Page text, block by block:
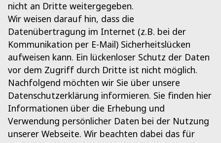
nicht an Dritte weitergegeben.
Wir weisen darauf hin, dass die
Datenübertragung im Internet (z.B. bei der
Kommunikation per E-Mail) Sicherheitslücken
aufweisen kann. Ein lückenloser Schutz der Daten
vor dem Zugriff durch Dritte ist nicht möglich.
Nachfolgend möchten wir Sie über unsere
Datenschutzerklärung informieren. Sie finden hier
Informationen über die Erhebung und
Verwendung persönlicher Daten bei der Nutzung
unserer Webseite. Wir beachten dabei das für